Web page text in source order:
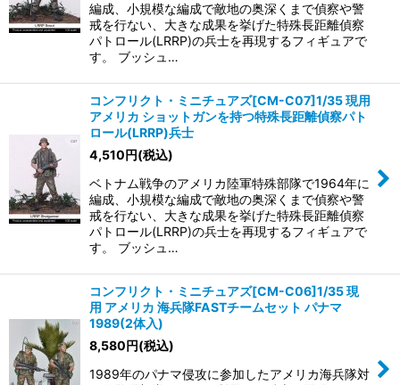
編成、小規模な編成で敵地の奥深くまで偵察や警
戒を行ない、大きな成果を挙げた特殊長距離偵察
パトロール(LRRP)の兵士を再現するフィギュアで
す。 ブッシュ…
コンフリクト・ミニチュアズ[CM-C07]1/35 現用
アメリカ ショットガンを持つ特殊長距離偵察パト
ロール(LRRP)兵士
4,510円(税込)
ベトナム戦争のアメリカ陸軍特殊部隊で1964年に
編成、小規模な編成で敵地の奥深くまで偵察や警
戒を行ない、大きな成果を挙げた特殊長距離偵察
パトロール(LRRP)の兵士を再現するフィギュアで
す。 ブッシュ…
コンフリクト・ミニチュアズ[CM-C06]1/35 現
用 アメリカ 海兵隊FASTチームセット パナマ
1989(2体入)
8,580円(税込)
1989年のパナマ侵攻に参加したアメリカ海兵隊対